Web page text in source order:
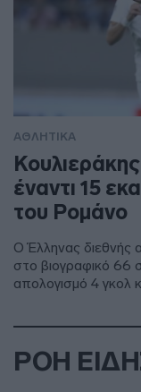
ΑΘΛΗΤΙΚΑ
έναντι 15
του Ρομάνο
Ο Έλληνας διεθνής
στο βιογραφικό 66
απολογισμό 4 γκολ
ΡΟΗ